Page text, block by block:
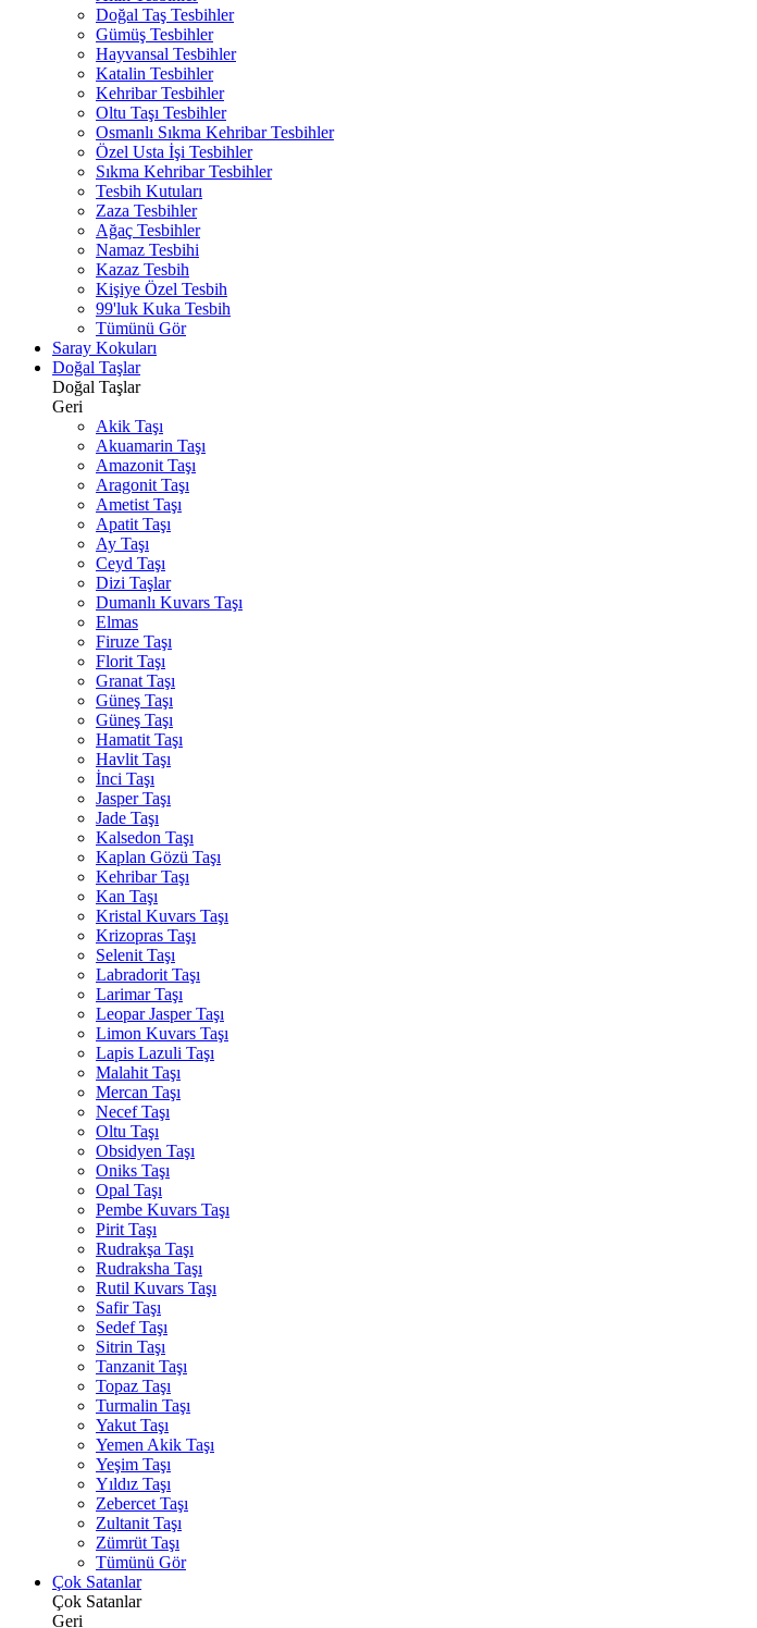
Doğal Taş Tesbihler
Gümüş Tesbihler
Hayvansal Tesbihler
Katalin Tesbihler
Kehribar Tesbihler
Oltu Taşı Tesbihler
Osmanlı Sıkma Kehribar Tesbihler
Özel Usta İşi Tesbihler
Sıkma Kehribar Tesbihler
Tesbih Kutuları
Zaza Tesbihler
Ağaç Tesbihler
Namaz Tesbihi
Kazaz Tesbih
Kişiye Özel Tesbih
99'luk Kuka Tesbih
Tümünü Gör
Saray Kokuları
Doğal Taşlar
Doğal Taşlar
Geri
Akik Taşı
Akuamarin Taşı
Amazonit Taşı
Aragonit Taşı
Ametist Taşı
Apatit Taşı
Ay Taşı
Ceyd Taşı
Dizi Taşlar
Dumanlı Kuvars Taşı
Elmas
Firuze Taşı
Florit Taşı
Granat Taşı
Güneş Taşı
Güneş Taşı
Hamatit Taşı
Havlit Taşı
İnci Taşı
Jasper Taşı
Jade Taşı
Kalsedon Taşı
Kaplan Gözü Taşı
Kehribar Taşı
Kan Taşı
Kristal Kuvars Taşı
Krizopras Taşı
Selenit Taşı
Labradorit Taşı
Larimar Taşı
Leopar Jasper Taşı
Limon Kuvars Taşı
Lapis Lazuli Taşı
Malahit Taşı
Mercan Taşı
Necef Taşı
Oltu Taşı
Obsidyen Taşı
Oniks Taşı
Opal Taşı
Pembe Kuvars Taşı
Pirit Taşı
Rudrakşa Taşı
Rudraksha Taşı
Rutil Kuvars Taşı
Safir Taşı
Sedef Taşı
Sitrin Taşı
Tanzanit Taşı
Topaz Taşı
Turmalin Taşı
Yakut Taşı
Yemen Akik Taşı
Yeşim Taşı
Yıldız Taşı
Zebercet Taşı
Zultanit Taşı
Zümrüt Taşı
Tümünü Gör
Çok Satanlar
Çok Satanlar
Geri